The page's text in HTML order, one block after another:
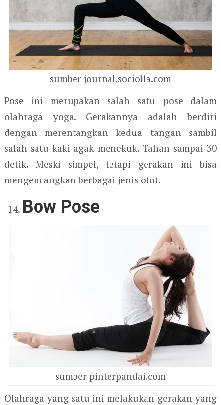
sumber journal.sociolla.com
Pose ini merupakan salah satu pose dalam
olahraga yoga. Gerakannya adalah berdiri
dengan merentangkan kedua tangan sambil
salah satu kaki agak menekuk. Tahan sampai 30
detik. Meski simpel, tetapi gerakan ini bisa
mengencangkan berbagai jenis otot.
Bow Pose
sumber pinterpandai.com
Olahraga yang satu ini melakukan gerakan yang